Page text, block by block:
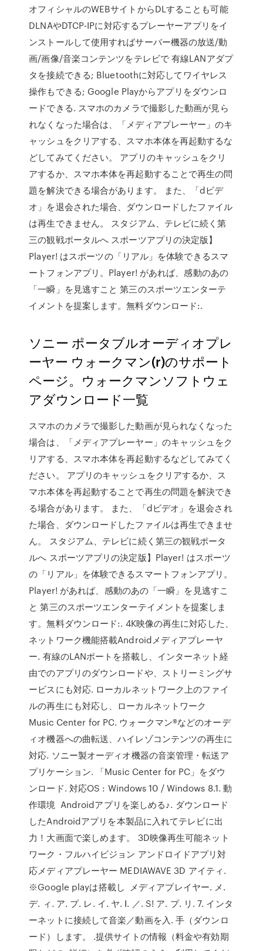
オフィシャルのWEBサイトからDLすることも可能
DLNAやDTCP-IPに対応するプレーヤーアプリをイ
ンストールして使用すればサーバー機器の放送/動
画/画像/音楽コンテンツをテレビで 有線LANアダプ
タを接続できる; Bluetoothに対応してワイヤレス
操作もできる; Google Playからアプリをダウンロ
ードできる. スマホのカメラで撮影した動画が見ら
れなくなった場合は、「メディアプレーヤー」のキ
ャッシュをクリアする、スマホ本体を再起動するな
どしてみてください。 アプリのキャッシュをクリ
アするか、スマホ本体を再起動することで再生の問
題を解決できる場合があります。 また、「dビデ
オ」を退会された場合、ダウンロードしたファイル
は再生できません。 スタジアム、テレビに続く第
三の観戦ポータルへ スポーツアプリの決定版】
Player! はスポーツの「リアル」を体験できるスマ
ートフォンアプリ。Player! があれば、感動のあの
「一瞬」を見逃すこと 第三のスポーツエンターテ
イメントを提案します。無料ダウンロード:.
ソニー ポータブルオーディオプレ
ーヤー ウォークマン(r)のサポート
ページ。ウォークマンソフトウェ
アダウンロード一覧
スマホのカメラで撮影した動画が見られなくなった
場合は、「メディアプレーヤー」のキャッシュをク
リアする、スマホ本体を再起動するなどしてみてく
ださい。 アプリのキャッシュをクリアするか、ス
マホ本体を再起動することで再生の問題を解決でき
る場合があります。 また、「dビデオ」を退会され
た場合、ダウンロードしたファイルは再生できませ
ん。 スタジアム、テレビに続く第三の観戦ポータ
ルへ スポーツアプリの決定版】Player! はスポーツ
の「リアル」を体験できるスマートフォンアプリ。
Player! があれば、感動のあの「一瞬」を見逃すこ
と 第三のスポーツエンターテイメントを提案しま
す。無料ダウンロード:. 4K映像の再生に対応した、
ネットワーク機能搭載Androidメディアプレーヤ
ー. 有線のLANポートを搭載し、インターネット経
由でのアプリのダウンロードや、ストリーミングサ
ービスにも対応. ローカルネットワーク上のファイ
ルの再生にも対応し、ローカルネットワーク
Music Center for PC. ウォークマン®などのオーデ
ィオ機器への曲転送、ハイレゾコンテンツの再生に
対応. ソニー製オーディオ機器の音楽管理・転送ア
プリケーション. 「Music Center for PC」をダウ
ンロード. 対応OS : Windows 10 / Windows 8.1. 動
作環境 Androidアプリを楽しめる♪. ダウンロード
したAndroidアプリを本製品に入れてテレビに出
力！大画面で楽しめます。 3D映像再生可能ネット
ワーク・フルハイビジョン アンドロイドアプリ対
応メディアプレーヤー MEDIAWAVE 3D アイティ.
※Google playは搭載し メディアプレイヤー. メ.
デ. ィ. ア. プ. レ. イ. ヤ. Ⅰ. ／. S! ア. プ. リ. 7. インタ
ーネットに接続して音楽／動画を入. 手（ダウンロ
ード）します。 .提供サイトの情報（料金や有効期